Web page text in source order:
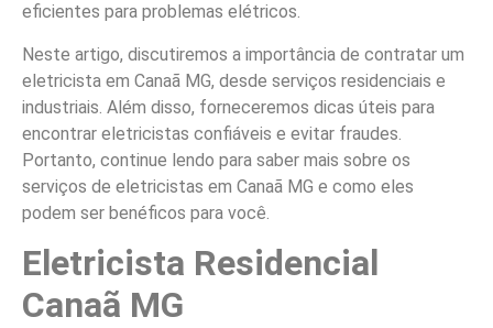
eficientes para problemas elétricos.
Neste artigo, discutiremos a importância de contratar um
eletricista em Canaã MG, desde serviços residenciais e
industriais. Além disso, forneceremos dicas úteis para
encontrar eletricistas confiáveis e evitar fraudes.
Portanto, continue lendo para saber mais sobre os
serviços de eletricistas em Canaã MG e como eles
podem ser benéficos para você.
Eletricista Residencial
Canaã MG